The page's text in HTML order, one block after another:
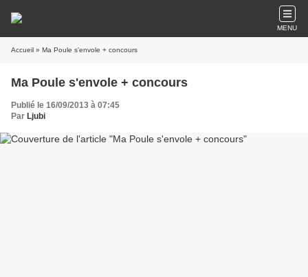
MENU
Accueil » Ma Poule s'envole + concours
Ma Poule s'envole + concours
Publié le 16/09/2013 à 07:45
Par Ljubi